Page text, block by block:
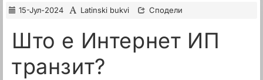
15-Јул-2024 Latinski bukvi Сподели
Што е Интернет ИП
транзит?